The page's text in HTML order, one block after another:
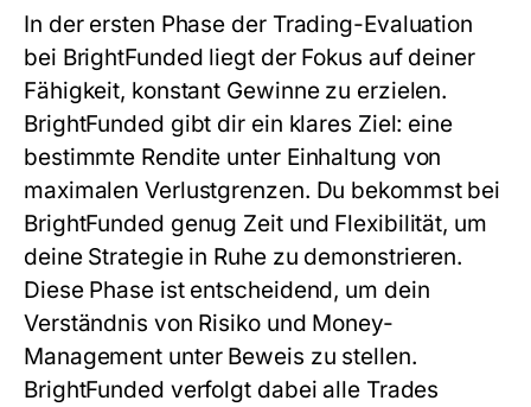
In der ersten Phase der Trading-Evaluation
bei BrightFunded liegt der Fokus auf deiner
Fähigkeit, konstant Gewinne zu erzielen.
BrightFunded gibt dir ein klares Ziel: eine
bestimmte Rendite unter Einhaltung von
maximalen Verlustgrenzen. Du bekommst bei
BrightFunded genug Zeit und Flexibilität, um
deine Strategie in Ruhe zu demonstrieren.
Diese Phase ist entscheidend, um dein
Verständnis von Risiko und Money-
Management unter Beweis zu stellen.
BrightFunded verfolgt dabei alle Trades